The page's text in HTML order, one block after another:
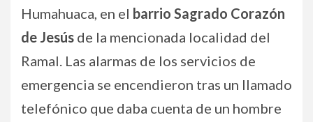
Humahuaca, en el barrio Sagrado Corazón
de Jesús de la mencionada localidad del
Ramal. Las alarmas de los servicios de
emergencia se encendieron tras un llamado
telefónico que daba cuenta de un hombre